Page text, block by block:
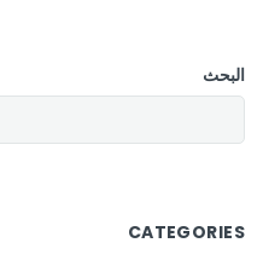
البحث
CATEGORIES